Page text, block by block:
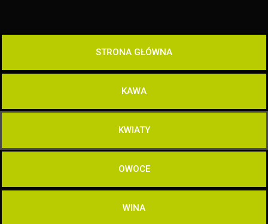
STRONA GŁÓWNA
KAWA
KWIATY
OWOCE
WINA